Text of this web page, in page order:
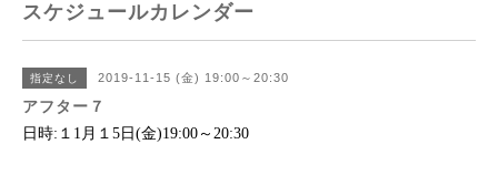
スケジュールカレンダー
指定なし 2019-11-15 (金) 19:00～20:30
アフター７
日時:１1月１5日(金)19:00～20:30